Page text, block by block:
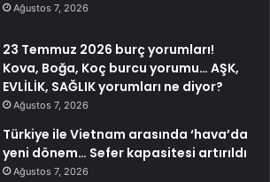
Ağustos 7, 2026
23 Temmuz 2026 burç yorumları!
Kova, Boğa, Koç burcu yorumu… AŞK,
EVLİLİK, SAĞLIK yorumları ne diyor?
Ağustos 7, 2026
Türkiye ile Vietnam arasında ‘hava’da
yeni dönem… Sefer kapasitesi artırıldı
Ağustos 7, 2026